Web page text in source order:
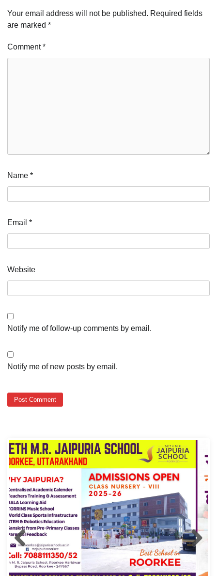
Your email address will not be published. Required fields
are marked *
Comment*
Name *
Email *
Website
Notify me of follow-up comments by email.
Notify me of new posts by email.